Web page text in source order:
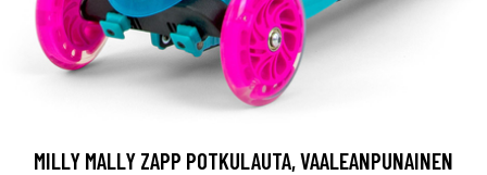
MILLY MALLY ZAPP POTKULAUTA, VAALEANPUNAINEN